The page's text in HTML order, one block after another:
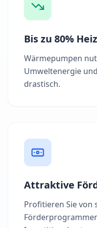
Bis zu 80%
Wärmepumpen
Umweltenergie
drastisch.
Attraktive
Profitieren Sie von